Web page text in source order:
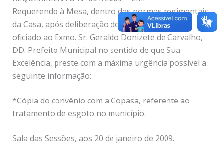
Requerendo à Mesa, dentro das normas regimentais
da Casa, após deliberação do Plenário, que seja
oficiado ao Exmo. Sr. Geraldo Donizete de Carvalho,
DD. Prefeito Municipal no sentido de que Sua
Excelência, preste com a máxima urgência possível a
seguinte informação:
*Cópia do convênio com a Copasa, referente ao
tratamento de esgoto no município.
Sala das Sessões, aos 20 de janeiro de 2009.